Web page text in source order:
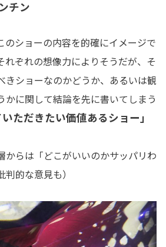
チン
ショーの内容を的確にイメージで
れぞれの想像力によりそうだが、そ
きショーなのかどうか、あるいは観
かに関して結論を先に書いてしまう
いただきたい価値あるショー」
からは「どこがいいのかサッパリわ
的な意見も）